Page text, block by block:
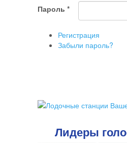
ненужный
комментарий
Пароль *
Регистрация
Забыли пароль?
Лидеры